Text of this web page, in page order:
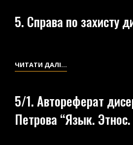
5. Справа по захисту
ЧИТАТИ ДАЛІ…
ЗАХИСТУ
ДИСЕРТАЦІЇ
5/1. Автореферат
Петрова “Язык.